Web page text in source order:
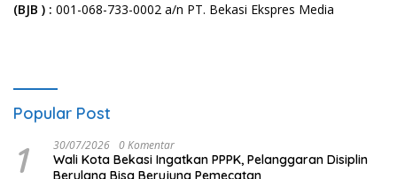
(BJB ) : 001-068-733-0002 a/n PT. Bekasi Ekspres Media
Popular Post
1 30/07/2026 0 Komentar
Wali Kota Bekasi Ingatkan PPPK, Pelanggaran Disiplin
Berulang Bisa Berujung Pemecatan